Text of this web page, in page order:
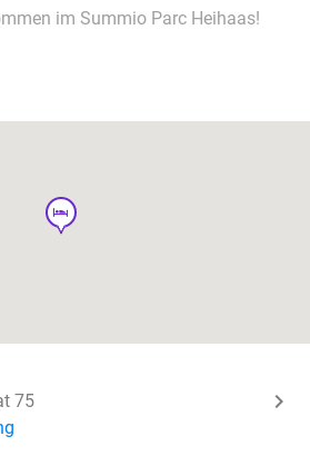
im Summio Parc Heihaas!
hotel
75